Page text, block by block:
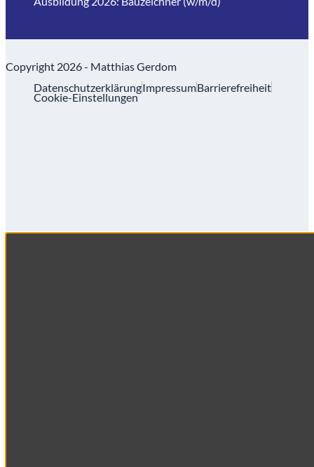
Copyright 2026 - Matthias Gerdom
DatenschutzerklärungImpressumBarrierefreiheit
Cookie-Einstellungen